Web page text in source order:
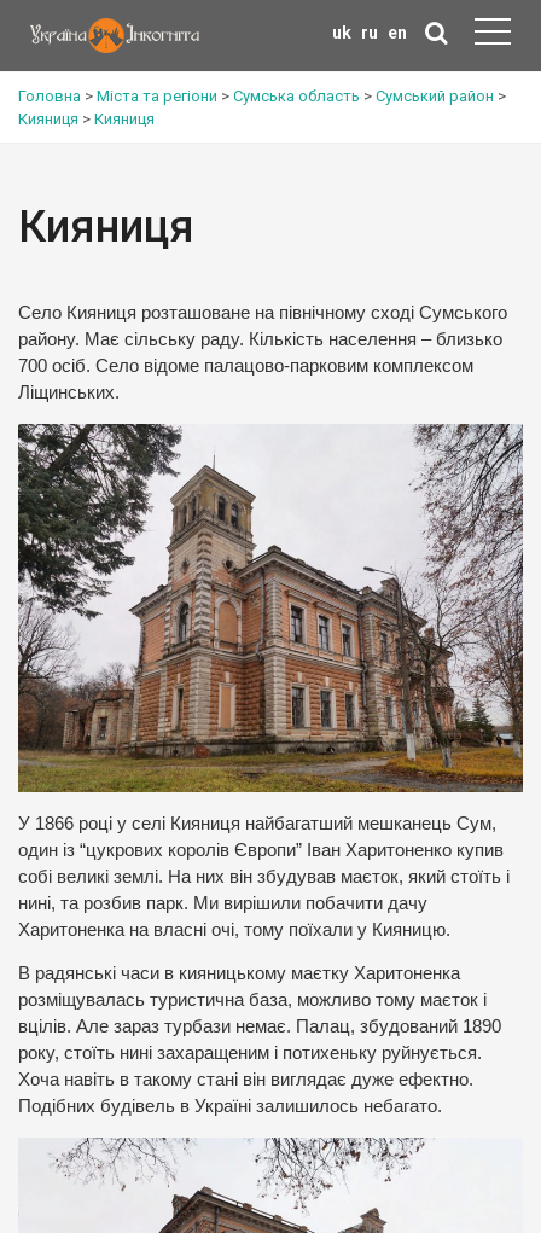
uk ru en
Головна > Міста та регіони > Сумська область > Сумський район >
Кияниця > Кияниця
Кияниця
Село Кияниця розташоване на північному сході Сумського
району. Має сільську раду. Кількість населення – близько
700 осіб. Село відоме палацово-парковим комплексом
Ліщинських.
У 1866 році у селі Кияниця найбагатший мешканець Сум,
один із “цукрових королів Європи” Іван Харитоненко купив
собі великі землі. На них він збудував маєток, який стоїть і
нині, та розбив парк. Ми вирішили побачити дачу
Харитоненка на власні очі, тому поїхали у Кияницю.
В радянські часи в кияницькому маєтку Харитоненка
розміщувалась туристична база, можливо тому маєток і
вцілів. Але зараз турбази немає. Палац, збудований 1890
року, стоїть нині захаращеним і потихеньку руйнується.
Хоча навіть в такому стані він виглядає дуже ефектно.
Подібних будівель в Україні залишилось небагато.